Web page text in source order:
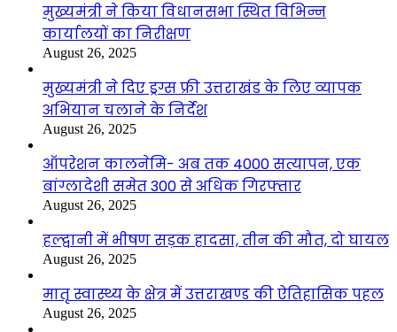
मुख्यमंत्री ने किया विधानसभा स्थित विभिन्न
कार्यालयों का निरीक्षण
August 26, 2025
मुख्यमंत्री ने दिए ड्रग्स फ्री उत्तराखंड के लिए व्यापक
अभियान चलाने के निर्देश
August 26, 2025
ऑपरेशन कालनेमि- अब तक 4000 सत्यापन, एक
बांग्लादेशी समेत 300 से अधिक गिरफ्तार
August 26, 2025
हल्द्वानी में भीषण सड़क हादसा, तीन की मौत, दो घायल
August 26, 2025
मातृ स्वास्थ्य के क्षेत्र में उत्तराखण्ड की ऐतिहासिक पहल
August 26, 2025